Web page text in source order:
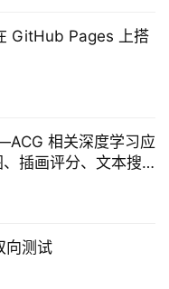
GitHub Pages 上搭
相关深度学习应
插画评分、文本搜
向测试